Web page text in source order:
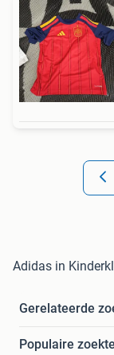
Adidas in
Gerelateerde
Populaire